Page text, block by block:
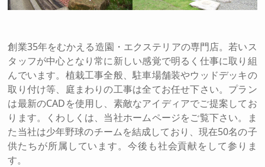
創業35年をむかえる造園・エクステリアの専門店。若いス
タッフが中心となり常に新しい感覚で明るく仕事に取り組
んでいます。植栽工事全般、駐車場舗装やウッドデッキの
取り付け等、庭まわりの工事は全てお任せ下さい。プラン
は最新のCADを使用し、素敵なアイディアでご提案してお
ります。くわしくは、当社ホームページをご覧下さい。ま
た当社は少年野球のチームを結成しており、現在50名の子
供たちが所属しています。今後も社会貢献をして参りま
す。